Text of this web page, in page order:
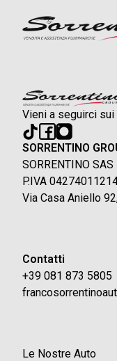
Vieni a seguirci
SORRENTINO
SORRENTINO SAS
P.IVA
Via Casa Aniello
Contatti
+39 081 873 5805
Le Nostre Auto